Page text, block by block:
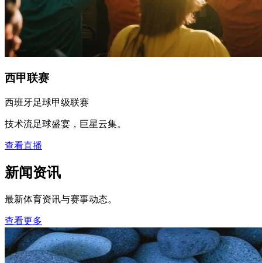
西甲联赛
西班牙足球甲级联赛
技术流足球盛宴，巨星云集。
查看直播
新闻资讯
最新体育资讯与赛事动态。
查看更多